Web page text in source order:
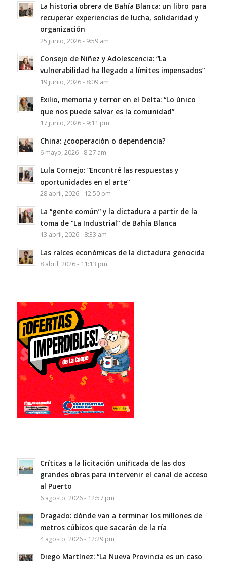
La historia obrera de Bahía Blanca: un libro para
recuperar experiencias de lucha, solidaridad y
organización
25 junio, 2026 - 9:59 am
Consejo de Niñez y Adolescencia: “La
vulnerabilidad ha llegado a límites impensados”
19 junio, 2026 - 8:09 am
Exilio, memoria y terror en el Delta: “Lo único
que nos puede salvar es la comunidad”
17 junio, 2026 - 9:11 pm
China: ¿cooperación o dependencia?
6 mayo, 2026 - 8:27 am
Lula Cornejo: “Encontré las respuestas y
oportunidades en el arte”
28 abril, 2026 - 12:50 pm
La “gente común” y la dictadura a partir de la
toma de “La Industrial” de Bahía Blanca
13 abril, 2026 - 8:33 am
Las raíces económicas de la dictadura genocida
8 abril, 2026 - 11:13 pm
Críticas a la licitación unificada de las dos
grandes obras para intervenir el canal de acceso
al Puerto
6 agosto, 2026 - 12:57 pm
Dragado: dónde van a terminar los millones de
metros cúbicos que sacarán de la ría
4 agosto, 2026 - 12:29 pm
Diego Martínez: “La Nueva Provincia es un caso